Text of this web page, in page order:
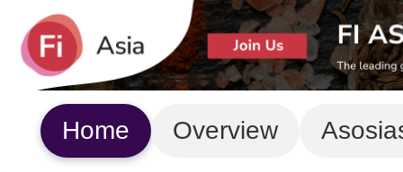
Home Overview